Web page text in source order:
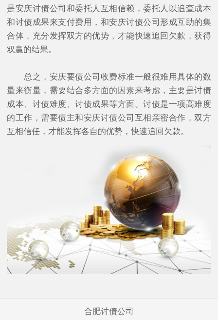
是安庆讨债公司和委托人互相信赖，委托人以追查成本
和讨债成果来支付费用，和安庆讨债公司形成互助的集
合体，充分发挥双方的优势，才能快速追回欠款，获得
双赢的结果。
总之，安庆要债公司收费标准一般很难用具体的数
量来衡量，需要结合多方面的因素来考虑，主要是讨债
成本、讨债难度、讨债成果等方面。讨债是一项高难度
的工作，需要债主和安庆讨债公司互相亲密合作，双方
互相信任，才能发挥各自的优势，快速追回欠款。
合肥讨债公司